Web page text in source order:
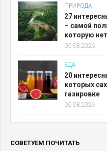
ПРИРОДА
27
– самой
которую
05.08.2026
ЕДА
20
которых
газировке
05.08.2026
СОВЕТУЕМ ПОЧИТАТЬ